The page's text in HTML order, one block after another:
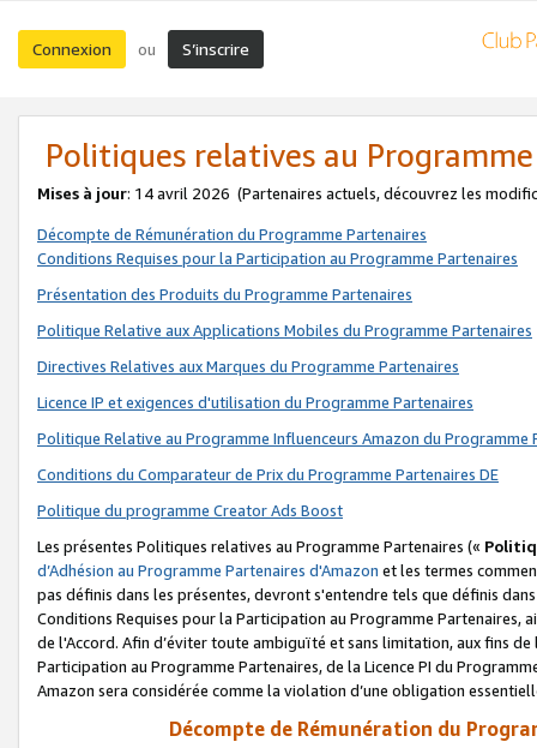
Connexion ou S’inscrire
Politiques relatives au
Mises à jour: 14 avril 2026 (Partenaires actuels, découvrez les
Décompte de Rémunération du Programme Partenaires
Conditions Requises pour la Participation au Programme Partenaires
Présentation des Produits du Programme Partenaires
Politique Relative aux Applications Mobiles du Programme Partenaires
Directives Relatives aux Marques du Programme Partenaires
Licence IP et exigences d'utilisation du Programme Partenaires
Politique Relative au Programme Influenceurs Amazon du Programme
Conditions du Comparateur de Prix du Programme Partenaires DE
Politique du programme Creator Ads Boost
Les présentes Politiques relatives au Programme Partenaires («
d’Adhésion au Programme Partenaires d'Amazon et les termes
pas définis dans les présentes, devront s'entendre tels que définis
Conditions Requises pour la Participation au Programme Partenaires,
de l'Accord. Afin d’éviter toute ambiguïté et sans limitation, aux fins
Participation au Programme Partenaires, de la Licence PI du
Amazon sera considérée comme la violation d’une obligation
Décompte de Rémunération du